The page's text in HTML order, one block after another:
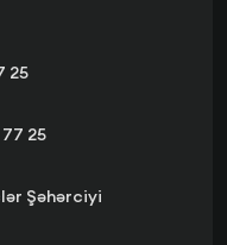
25
25
Şəhərciyi